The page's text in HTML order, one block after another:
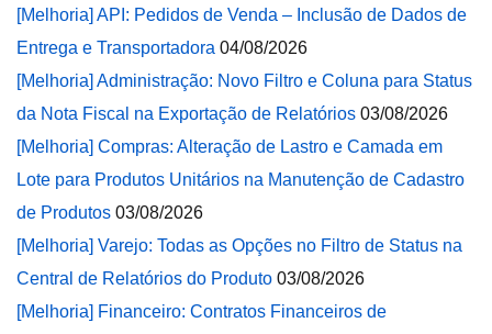
[Melhoria] API: Pedidos de Venda – Inclusão de Dados de
Entrega e Transportadora 04/08/2026
[Melhoria] Administração: Novo Filtro e Coluna para Status
da Nota Fiscal na Exportação de Relatórios 03/08/2026
[Melhoria] Compras: Alteração de Lastro e Camada em
Lote para Produtos Unitários na Manutenção de Cadastro
de Produtos 03/08/2026
[Melhoria] Varejo: Todas as Opções no Filtro de Status na
Central de Relatórios do Produto 03/08/2026
[Melhoria] Financeiro: Contratos Financeiros de